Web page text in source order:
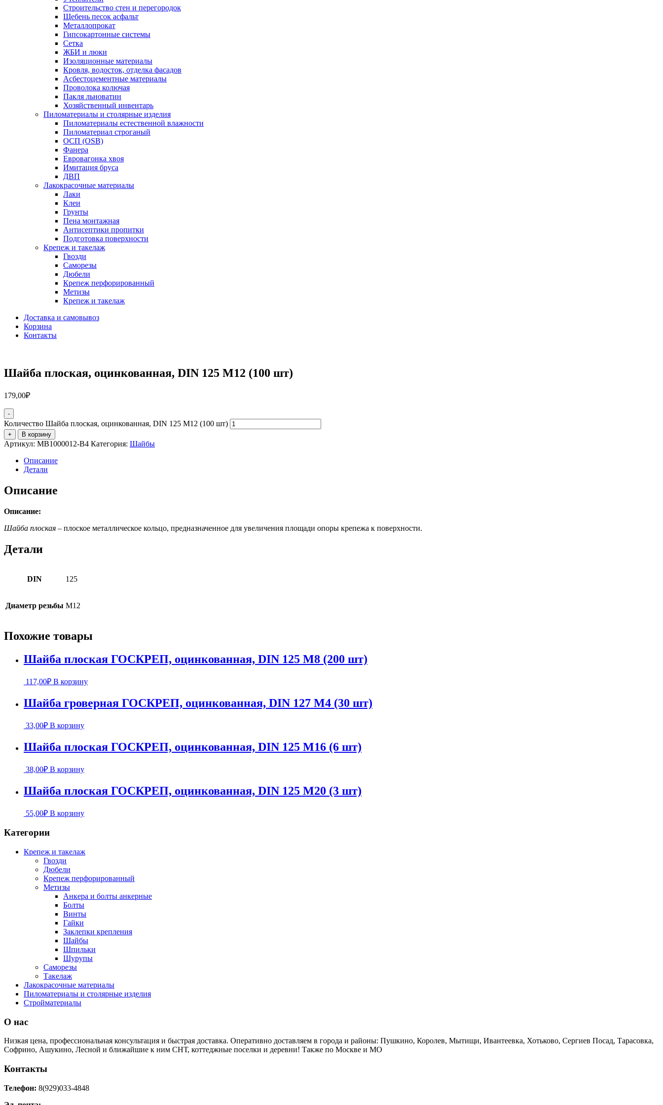
Строительство стен и перегородок
Щебень песок асфальт
Металлопрокат
Гипсокартонные системы
Сетка
ЖБИ и люки
Изоляционные материалы
Кровля, водосток, отделка фасадов
Асбестоцементные материалы
Проволока колючая
Пакля льноватин
Хозяйственный инвентарь
Пиломатериалы и столярные изделия
Пиломатериалы естественной влажности
Пиломатериал строганый
ОСП (OSB)
Фанера
Евровагонка хвоя
Имитация бруса
ДВП
Лакокрасочные материалы
Лаки
Клеи
Грунты
Пена монтажная
Антисептики пропитки
Подготовка поверхности
Крепеж и такелаж
Гвозди
Саморезы
Дюбели
Крепеж перфорированный
Метизы
Крепеж и такелаж
Доставка и самовывоз
Корзина
Контакты
Шайба плоская, оцинкованная, DIN 125 М12 (100 шт)
179,00₽
-
Количество Шайба плоская, оцинкованная, DIN 125 М12 (100 шт)
+ В корзину
Артикул: MB1000012-B4 Категория: Шайбы
Описание
Детали
Описание
Описание:
Шайба плоская – плоское металлическое кольцо, предназначенное для увеличения площади опоры крепежа к поверхности.
Детали
DIN 125
Диаметр резьбы М12
Похожие товары
Шайба плоская ГОСКРЕП, оцинкованная, DIN 125 М8 (200 шт)
117,00₽ В корзину
Шайба гроверная ГОСКРЕП, оцинкованная, DIN 127 М4 (30 шт)
33,00₽ В корзину
Шайба плоская ГОСКРЕП, оцинкованная, DIN 125 М16 (6 шт)
38,00₽ В корзину
Шайба плоская ГОСКРЕП, оцинкованная, DIN 125 М20 (3 шт)
55,00₽ В корзину
Категории
Крепеж и такелаж
Гвозди
Дюбели
Крепеж перфорированный
Метизы
Анкера и болты анкерные
Болты
Винты
Гайки
Заклепки крепления
Шайбы
Шпильки
Шурупы
Саморезы
Такелаж
Лакокрасочные материалы
Пиломатериалы и столярные изделия
Стройматериалы
О нас
Низкая цена, профессиональная консультация и быстрая доставка. Оперативно доставляем в города и районы: Пушкино, Королев, Мытищи, Ивантеевка, Хотьково, Сергиев Посад, Тарасовка,
Софрино, Ашукино, Лесной и ближайшие к ним СНТ, коттеджные поселки и деревни! Также по Москве и МО
Контакты
Телефон: 8(929)033-4848